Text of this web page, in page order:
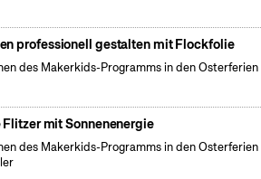
professionell gestalten mit Flockfolie
des Makerkids-Programms in den
mit Sonnenenergie
des Makerkids-Programms in den